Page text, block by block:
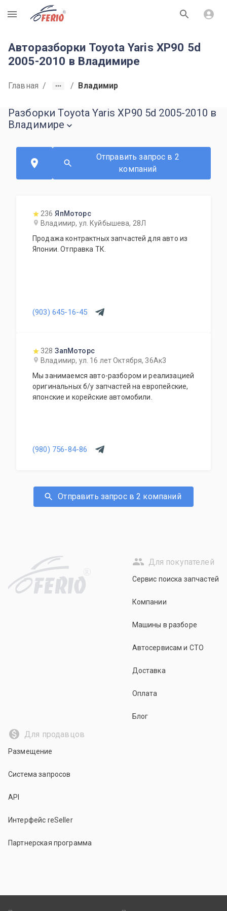
R
Авторазборки Toyota Yaris XP90 5d
2005-2010 в Владимире
Главная / / Владимир
Разборки Toyota Yaris XP90 5d 2005-2010 в
Владимире
Отправить запрос в 2
компаний
236 ЯпМоторс
Владимир, ул. Куйбышева, 28Л
Продажа контрактных запчастей для авто из
Японии. Отправка ТК.
(903) 645-16-45
328 ЗапМоторс
Владимир, ул. 16 лет Октября, 36Ак3
Мы занимаемся авто-разбором и реализацией
оригинальных б/у запчастей на европейские,
японские и корейские автомобили.
(980) 756-84-86
Отправить запрос в 2 компаний
R
Для покупателей
Сервис поиска запчастей
Компании
Машины в разборе
Автосервисам и СТО
Доставка
Оплата
Блог
Для продавцов
Размещение
Система запросов
API
Интерфейс reSeller
Партнерская программа